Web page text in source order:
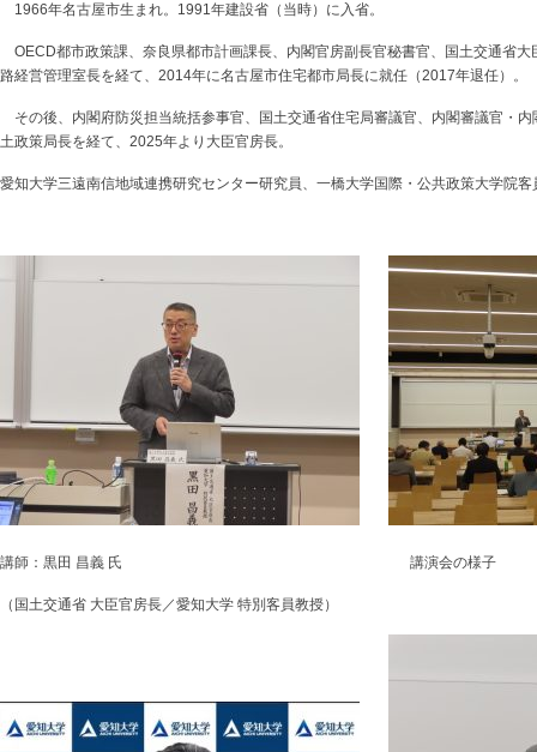
1966年名古屋市生まれ。1991年建設省（当時）に入省。
OECD都市政策課、奈良県都市計画課長、内閣官房副長官秘書官、国土交通省
路経営管理室長を経て、2014年に名古屋市住宅都市局長に就任（2017年退任）。
その後、内閣府防災担当統括参事官、国土交通省住宅局審議官、内閣審議官・
土政策局長を経て、2025年より大臣官房長。
愛知大学三遠南信地域連携研究センター研究員、一橋大学国際・公共政策大学院客
講師：黒田 昌義 氏 講演会の様子
（国土交通省 大臣官房長／愛知大学 特別客員教授）